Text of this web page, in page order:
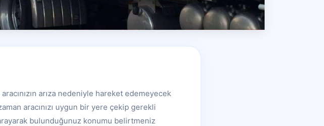
arıza nedeniyle hareket edemeyecek
aracınızı uygun bir yere çekip gerekli
bulunduğunuz konumu belirtmeniz